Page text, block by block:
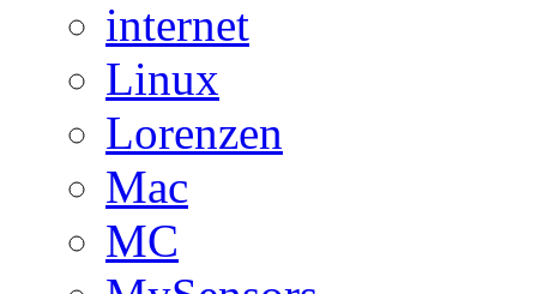
internet
Linux
Lorenzen
Mac
MC